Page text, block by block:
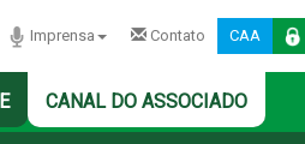
Imprensa Contato CAA
CANAL DO ASSOCIADO